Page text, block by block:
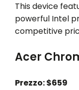
This device
powerful Intel
competitive
Acer
Prezzo: $659